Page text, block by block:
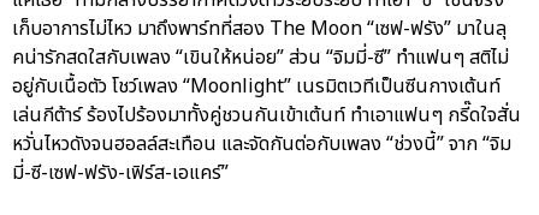
เก็บอาการไม่ไหว มาถึงพาร์ทที่สอง The Moon “เซฟ-ฟรัง” มาในลุ
คน่ารักสดใสกับเพลง “เขินให้หน่อย” ส่วน “จิมมี่-ซี” ทำแฟนๆ สติไม่
อยู่กับเนื้อตัว โชว์เพลง “Moonlight” เนรมิตเวทีเป็นซีนกางเต้นท์
เล่นกีต้าร์ ร้องไปร้องมาทั้งคู่ชวนกันเข้าเต้นท์ ทำเอาแฟนๆ กรี๊ดใจสั่น
หวั่นไหวดังจนฮอลล์สะเทือน และจัดกันต่อกับเพลง “ช่วงนี้” จาก “จิม
มี่-ซี-เซฟ-ฟรัง-เฟิร์ส-เอแคร์”